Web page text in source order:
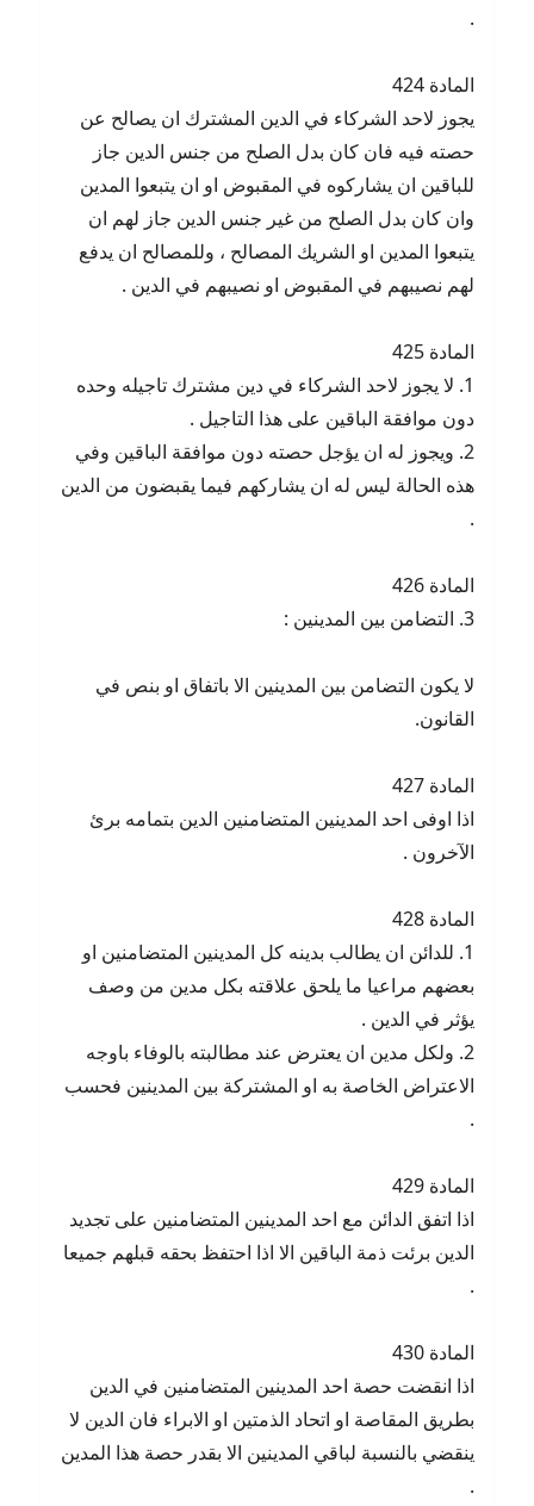
.
المادة 424
يجوز لاحد الشركاء في الدين المشترك ان يصالح عن
حصته فيه فان كان بدل الصلح من جنس الدين جاز
للباقين ان يشاركوه في المقبوض او ان يتبعوا المدين
وان كان بدل الصلح من غير جنس الدين جاز لهم ان
يتبعوا المدين او الشريك المصالح ، وللمصالح ان يدفع
لهم نصيبهم في المقبوض او نصيبهم في الدين .
المادة 425
1. لا يجوز لاحد الشركاء في دين مشترك تاجيله وحده
دون موافقة الباقين على هذا التاجيل .
2. ويجوز له ان يؤجل حصته دون موافقة الباقين وفي
هذه الحالة ليس له ان يشاركهم فيما يقبضون من الدين
.
المادة 426
3. التضامن بين المدينين :
لا يكون التضامن بين المدينين الا باتفاق او بنص في
القانون.
المادة 427
اذا اوفى احد المدينين المتضامنين الدين بتمامه برئ
الآخرون .
المادة 428
1. للدائن ان يطالب بدينه كل المدينين المتضامنين او
بعضهم مراعيا ما يلحق علاقته بكل مدين من وصف
يؤثر في الدين .
2. ولكل مدين ان يعترض عند مطالبته بالوفاء باوجه
الاعتراض الخاصة به او المشتركة بين المدينين فحسب
.
المادة 429
اذا اتفق الدائن مع احد المدينين المتضامنين على تجديد
الدين برئت ذمة الباقين الا اذا احتفظ بحقه قبلهم جميعا
.
المادة 430
اذا انقضت حصة احد المدينين المتضامنين في الدين
بطريق المقاصة او اتحاد الذمتين او الابراء فان الدين لا
ينقضي بالنسبة لباقي المدينين الا بقدر حصة هذا المدين
.